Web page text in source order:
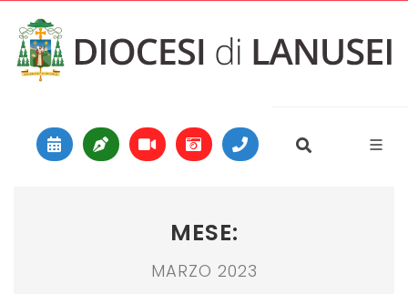
Main Navigation
MESE:
MARZO 2023